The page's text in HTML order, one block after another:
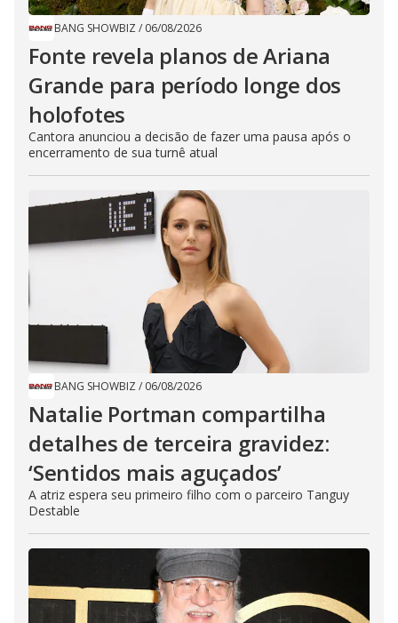
BANG SHOWBIZ / 06/08/2026
Fonte revela planos de Ariana
Grande para período longe dos
holofotes
Cantora anunciou a decisão de fazer uma pausa após o
encerramento de sua turnê atual
BANG SHOWBIZ / 06/08/2026
Natalie Portman compartilha
detalhes de terceira gravidez:
‘Sentidos mais aguçados’
A atriz espera seu primeiro filho com o parceiro Tanguy
Destable